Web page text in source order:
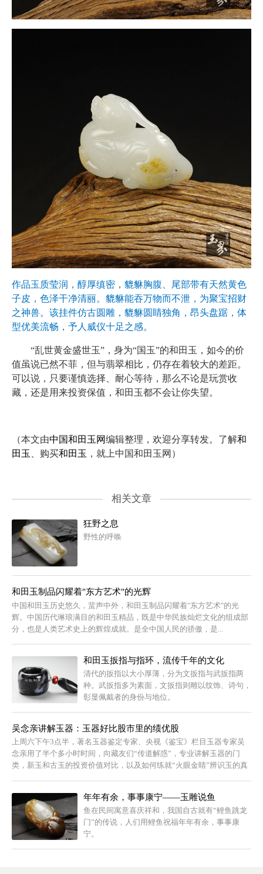
作品玉质莹润，醇厚缜密，貔貅胸腹、尾部带有天然黄色
子皮，色泽干净清丽。貔貅能吞万物而不泄，为聚宝招财
之神兽。该挂件仿古圆雕，貔貅圆睛独角，昂头盘踞，体
型优美流畅，予人威仪十足之感。
“乱世黄金盛世玉”，身为“国玉”的和田玉，如今的价
值虽说已然不菲，但与翡翠相比，仍存在着较大的差距。
可以说，只要谨慎选择、耐心等待，那么不论是玩赏收
藏，还是用来投资保值，和田玉都不会让你失望。
（本文由中国和田玉网编辑整理，欢迎分享转发。了解和
田玉
、购买和田玉 ，就上中国和田玉网）
相关文章
狂野之息
野性的呼唤
和田玉制品闪耀着"东方艺术"的光辉
中国和田玉历史悠久，蜚声中外，和田玉制品闪耀着"东方艺术"的光
辉。中国历代琳琅满目的和田玉精品，既是中华民族灿烂文化的组成部
分，也是人类艺术史上的辉煌成就。是全中国人民的骄傲，是...
和田玉扳指与指环，流传千年的文化
清代的扳指以大小厚薄，分为文扳指与武扳指两
种。武扳指多为素面，文扳指则雕以纹饰、诗句，
彰显佩戴者的身份与地位。
吴念亲讲解玉器：玉器好比股市里的绩优股
上周六下午3点半，著名玉器鉴定专家、央视《鉴宝》栏目玉器专家吴
念亲用了半个多小时时间，向藏友们“传道解惑”，专业讲解玉器的门
类，新玉和古玉的投资价值对比，以及如何练就“火眼金睛”辨识玉的真
年年有余，事事康宁——玉雕说鱼
鱼在民间寓意喜庆祥和，我国自古就有“鲤鱼跳龙
门”的传说，人们用鲤鱼祝福年年有余，事事康
宁。